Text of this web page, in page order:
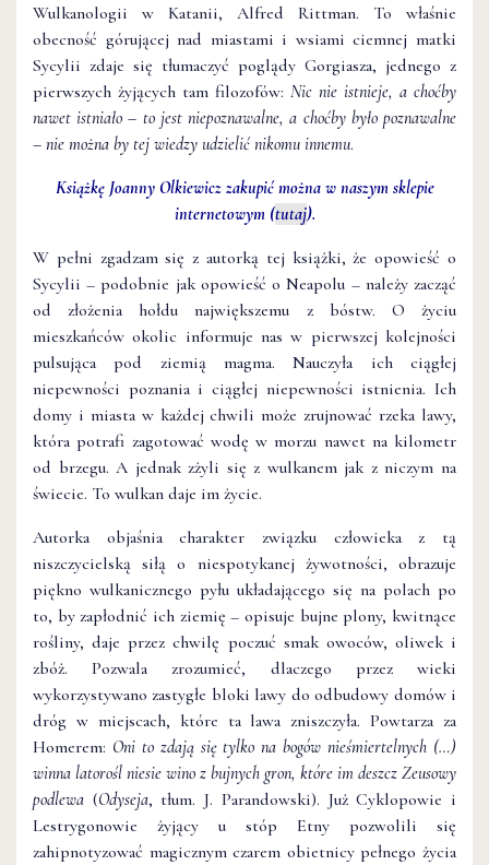
Wulkanologii w Katanii, Alfred Rittman. To właśnie
obecność górującej nad miastami i wsiami ciemnej matki
Sycylii zdaje się tłumaczyć poglądy Gorgiasza, jednego z
pierwszych żyjących tam filozofów: Nic nie istnieje, a choćby
nawet istniało – to jest niepoznawalne, a choćby było poznawalne
– nie można by tej wiedzy udzielić nikomu innemu.
Książkę Joanny Olkiewicz zakupić można w naszym sklepie
internetowym (tutaj).
W pełni zgadzam się z autorką tej książki, że opowieść o
Sycylii – podobnie jak opowieść o Neapolu – należy zacząć
od złożenia hołdu największemu z bóstw. O życiu
mieszkańców okolic informuje nas w pierwszej kolejności
pulsująca pod ziemią magma. Nauczyła ich ciągłej
niepewności poznania i ciągłej niepewności istnienia. Ich
domy i miasta w każdej chwili może zrujnować rzeka lawy,
która potrafi zagotować wodę w morzu nawet na kilometr
od brzegu. A jednak zżyli się z wulkanem jak z niczym na
świecie. To wulkan daje im życie.
Autorka objaśnia charakter związku człowieka z tą
niszczycielską siłą o niespotykanej żywotności, obrazuje
piękno wulkanicznego pyłu układającego się na polach po
to, by zapłodnić ich ziemię – opisuje bujne plony, kwitnące
rośliny, daje przez chwilę poczuć smak owoców, oliwek i
zbóż. Pozwala zrozumieć, dlaczego przez wieki
wykorzystywano zastygłe bloki lawy do odbudowy domów i
dróg w miejscach, które ta lawa zniszczyła. Powtarza za
Homerem: Oni to zdają się tylko na bogów nieśmiertelnych (…)
winna latorośl niesie wino z bujnych gron, które im deszcz Zeusowy
podlewa (Odyseja, tłum. J. Parandowski). Już Cyklopowie i
Lestrygonowie żyjący u stóp Etny pozwolili się
zahipnotyzować magicznym czarem obietnicy pełnego życia